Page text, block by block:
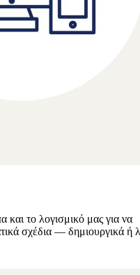
το λογισμικό μας για να
σχέδια — δημιουργικά ή